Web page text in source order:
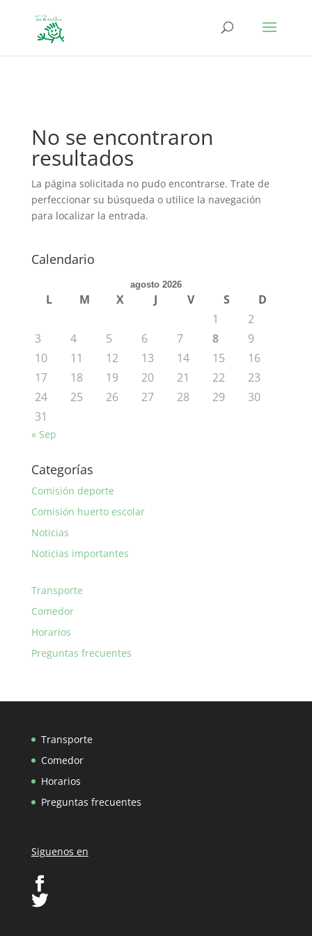
No se encontraron
resultados
La página solicitada no pudo encontrarse. Trate de
perfeccionar su búsqueda o utilice la navegación
para localizar la entrada.
Calendario
agosto 2026
L M X J V S
D
1
2
3
4 5 6 7 8
9
10
11 12 13 14 15
16
17
18 19 20 21 22
23
24
25 26 27 28 29
30
31
« Sep
Categorías
Comisión deporte
Comisión huerto escolar
Noticias
Noticias importantes
Transporte
Comedor
Horarios
Preguntas frecuentes
Transporte
Comedor
Horarios
Preguntas frecuentes
Siguenos en